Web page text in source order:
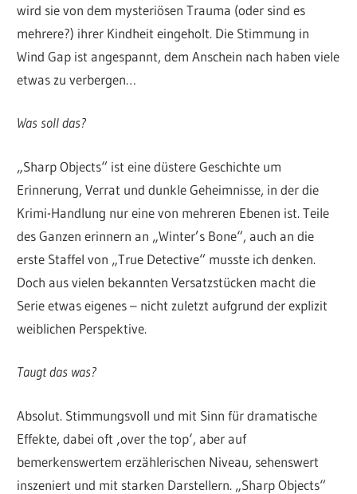
wird sie von dem mysteriösen Trauma (oder sind es
mehrere?) ihrer Kindheit eingeholt. Die Stimmung in
Wind Gap ist angespannt, dem Anschein nach haben viele
etwas zu verbergen…
Was soll das?
„Sharp Objects“ ist eine düstere Geschichte um
Erinnerung, Verrat und dunkle Geheimnisse, in der die
Krimi-Handlung nur eine von mehreren Ebenen ist. Teile
des Ganzen erinnern an „Winter’s Bone“, auch an die
erste Staffel von „True Detective“ musste ich denken.
Doch aus vielen bekannten Versatzstücken macht die
Serie etwas eigenes – nicht zuletzt aufgrund der explizit
weiblichen Perspektive.
Taugt das was?
Absolut. Stimmungsvoll und mit Sinn für dramatische
Effekte, dabei oft ‚over the top‘, aber auf
bemerkenswertem erzählerischen Niveau, sehenswert
inszeniert und mit starken Darstellern. „Sharp Objects“